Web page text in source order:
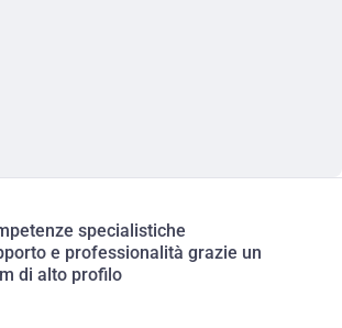
specialistiche
e professionalità grazie un
di alto profilo